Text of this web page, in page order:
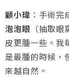
顧小瑋 ：手術
泡泡眼 （抽取
皮更腫一些。我
是最腫的時候，
來越自然。